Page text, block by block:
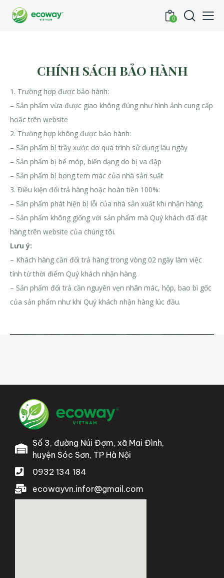
0
CHÍNH SÁCH BẢO HÀNH
1. Trường hợp được bảo hành:
– Sản phẩm vừa được giao không đúng như hình ảnh cung cấp
hoặc trên website
2. Trường hợp không được bảo hành:
– Sản phẩm bị trầy xước do quá trình sử dụng lâu ngày
– Sản phẩm bị bể móp, biến dạng do bị va đập
– Sản phẩm bị bong tem mác của nhà sản suất
3. Điều kiện đổi trả hàng hoặc hoàn tiền 100%:
– Sản phẩm phát hiện bị lỗi của nhà sản xuất khi nhận hàng.
– Sản phẩm không giống với sản phẩm mà Quý khách đã đặt
hàng trên website của chúng tôi.
Lưu ý:
– Khách hàng cần đổi trả hàng trong vòng 02 ngày làm việc
tính từ thời điểm Quý khách nhận hàng.
– Sản phẩm đổi trả cần nguyên vẹn nhãn mác, hộp, bao bì gốc
của sản phẩm như khi Quý khách nhận hàng lúc đầu.
Số 3, đường Núi Đợm, xã Mai Đình,
huyện Sóc Sơn, TP Hà Nội
0932 134 184
ecowayvn.infor@gmail.com